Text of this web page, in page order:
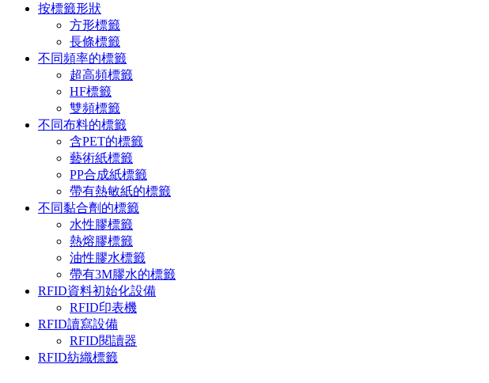
按標籤形狀
方形標籤
長條標籤
不同頻率的標籤
超高頻標籤
HF標籤
雙頻標籤
不同布料的標籤
含PET的標籤
藝術紙標籤
PP合成紙標籤
帶有熱敏紙的標籤
不同黏合劑的標籤
水性膠標籤
熱熔膠標籤
油性膠水標籤
帶有3M膠水的標籤
RFID資料初始化設備
RFID印表機
RFID讀寫設備
RFID閱讀器
RFID紡織標籤